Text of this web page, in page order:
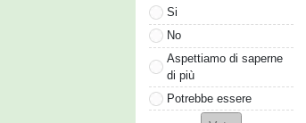
Si
No
Aspettiamo di saperne
di più
Potrebbe essere